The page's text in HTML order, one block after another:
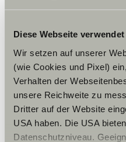
Diese Webseite
Wir setzen auf unserer
(wie Cookies und Pixel)
Verhalten der
unsere Reichweite zu
Dritter auf der Website
USA haben. Die USA
Datenschutzniveau.